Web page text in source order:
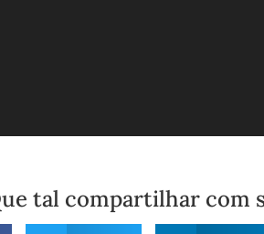
tal compartilhar com